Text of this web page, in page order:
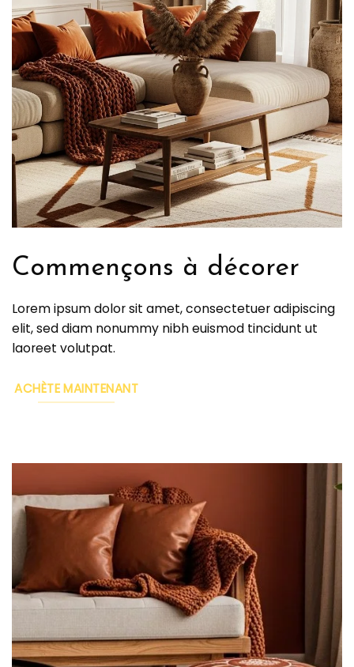
Commençons à décorer
Lorem ipsum dolor sit amet, consectetuer adipiscing
elit, sed diam nonummy nibh euismod tincidunt ut
laoreet volutpat.
ACHÈTE MAINTENANT